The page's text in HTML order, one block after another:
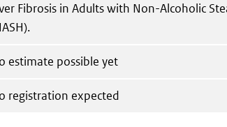
Fibrosis in Adults with Non-Alcoholic
estimate possible yet
registration expected